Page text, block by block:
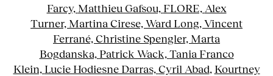
Farcy, Matthieu Gafsou, FLORE, Alex
Turner, Martina Cirese,Ward Long,Vincent
Ferrané,Christine Spengler, Marta
Bogdanska, Patrick Wack,Tania Franco
Klein, Lucie Hodiesne Darras,Cyril Abad, Kourtney